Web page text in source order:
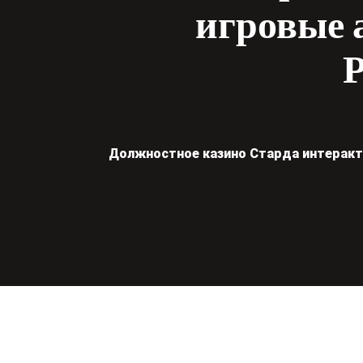
игровые
Должностное казино Старда